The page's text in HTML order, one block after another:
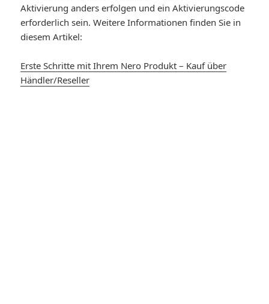
Aktivierung anders erfolgen und ein Aktivierungscode
erforderlich sein. Weitere Informationen finden Sie in
diesem Artikel:
Erste Schritte mit Ihrem Nero Produkt – Kauf über
Händler/Reseller